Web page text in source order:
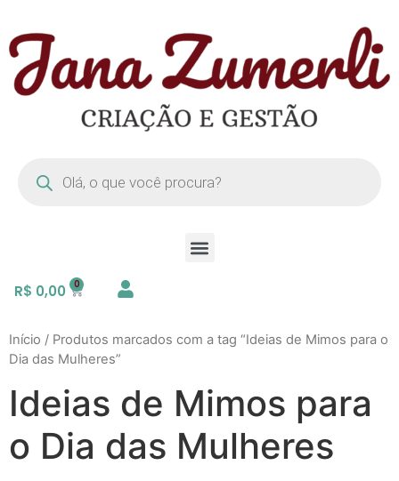
R$ 0,00
Início / Produtos marcados com a tag “Ideias de Mimos para o
Dia das Mulheres”
Ideias de Mimos para
o Dia das Mulheres